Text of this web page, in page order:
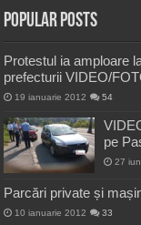
Popular Posts
Protestul ia amploare
prefecturii VIDEO/
19 ianuarie 2012 54
pe
27
Parcări private și
10 ianuarie 2012 33